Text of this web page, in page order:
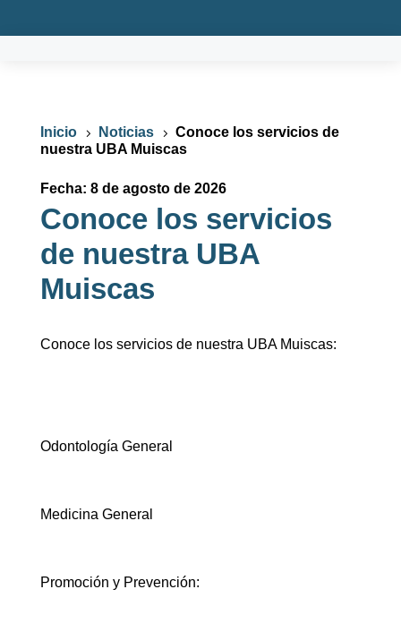
Inicio 5 Noticias 5 Conoce los servicios de
nuestra UBA Muiscas
Fecha: 8 de agosto de 2026
Conoce los servicios
de nuestra UBA
Muiscas
Conoce los servicios de nuestra UBA Muiscas:
Odontología General
Medicina General
Promoción y Prevención: